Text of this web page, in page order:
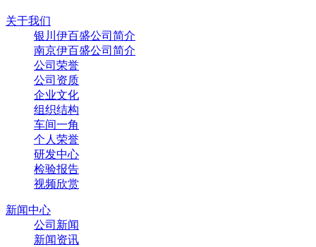
关于我们
银川伊百盛公司简介
南京伊百盛公司简介
公司荣誉
公司资质
企业文化
组织结构
车间一角
个人荣誉
研发中心
检验报告
视频欣赏
新闻中心
公司新闻
新闻资讯